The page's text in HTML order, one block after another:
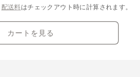
配送料はチェックアウト時に計算されます。
カートを見る